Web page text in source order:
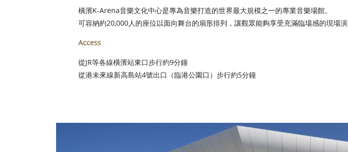
橫濱K-Arena音樂文化中心是專為音樂打造的世界最大規模之一的專業音樂場館。
可容納約20,000人的座位以面向舞台的扇形排列，讓觀眾能夠享受充滿臨場感的現場演
Access
從JR等各線橫濱站東口步行約9分鐘
從港未來線新高島站4號出口（臨港公園口）步行約5分鐘